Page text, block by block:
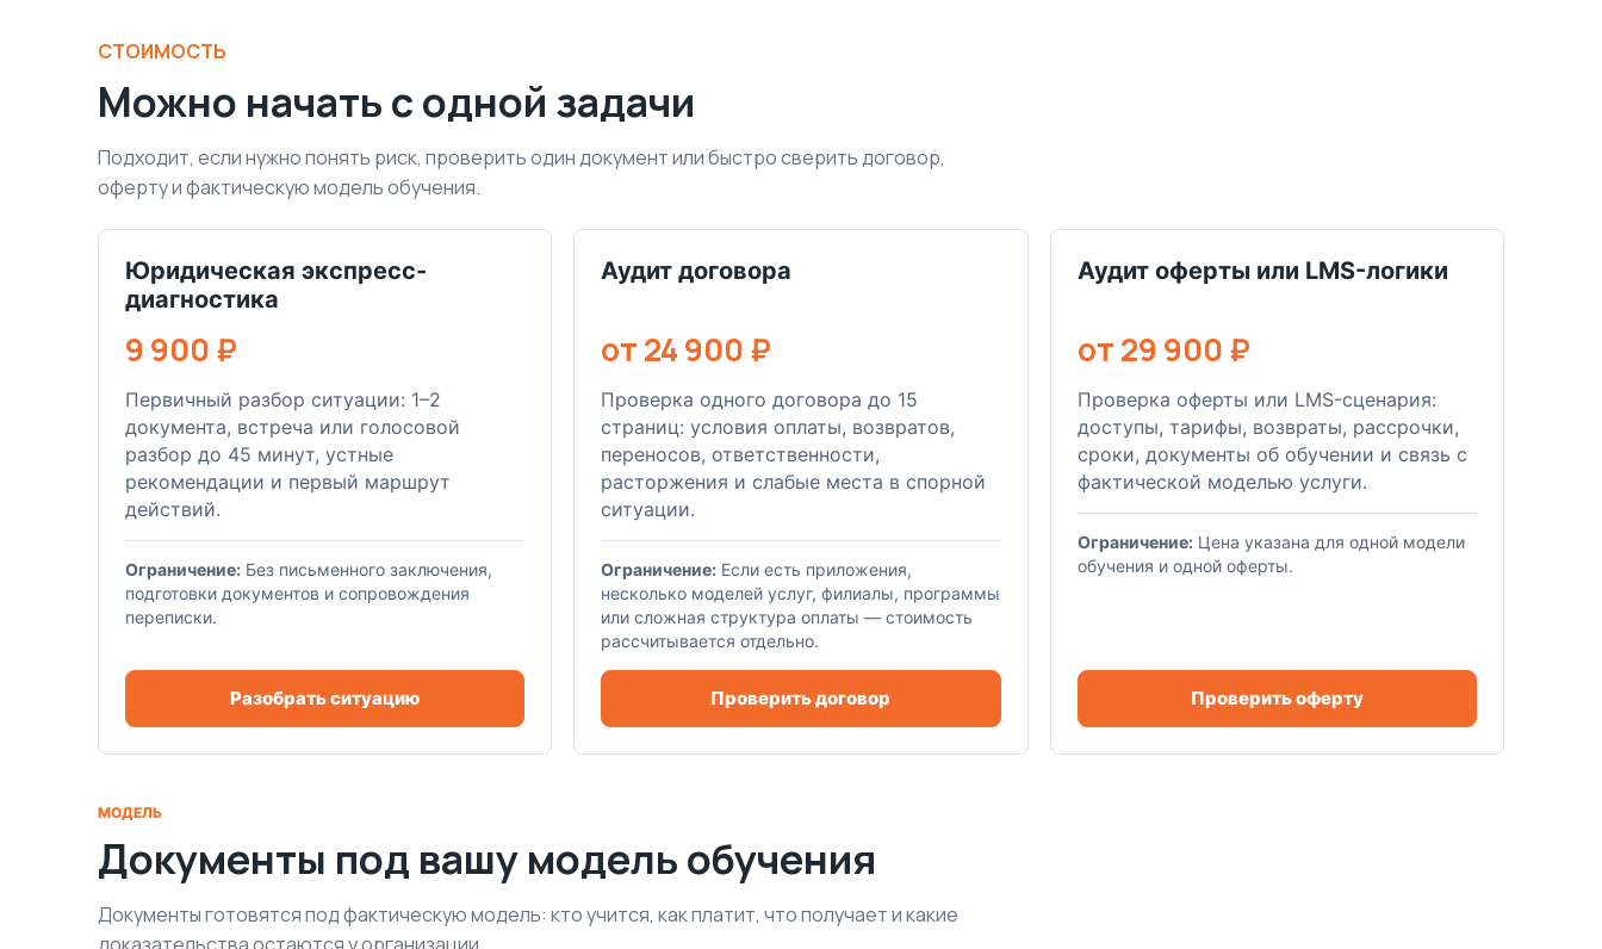
СТОИМОСТЬ
Можно начать с одной задачи
Подходит, если нужно понять риск, проверить один документ или быстро сверить договор,
оферту и фактическую модель обучения.
Юридическая экспресс-
диагностика
9 900 ₽
Первичный разбор ситуации: 1–2
документа, встреча или голосовой
разбор до 45 минут, устные
рекомендации и первый маршрут
действий.
Ограничение: Без письменного заключения,
подготовки документов и сопровождения
переписки.
Разобрать ситуацию
Аудит договора
от 24 900 ₽
Проверка одного договора до 15
страниц: условия оплаты, возвратов,
переносов, ответственности,
расторжения и слабые места в спорной
ситуации.
Ограничение: Если есть приложения,
несколько моделей услуг, филиалы, программы
или сложная структура оплаты — стоимость
рассчитывается отдельно.
Проверить договор
Аудит оферты или LMS-логики
от 29 900 ₽
Проверка оферты или LMS-сценария:
доступы, тарифы, возвраты, рассрочки,
сроки, документы об обучении и связь с
фактической моделью услуги.
Ограничение:Цена указана для одной модели
обучения и одной оферты.
Проверить оферту
МОДЕЛЬ
Документы под вашу модель обучения
Документы готовятся под фактическую модель: кто учится, как платит, что получает и какие